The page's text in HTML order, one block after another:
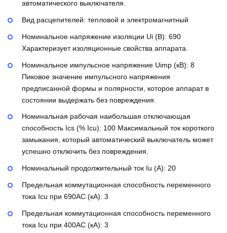
автоматического выключателя.
Вид расцепителей: тепловой и электромагнитный
Номинальное напряжение изоляции Ui (В): 690
Характеризует изоляционные свойства аппарата.
Номинальное импульсное напряжение Uimp (кВ): 8
Пиковое значение импульсного напряжения
предписанной формы и полярности, которое аппарат в
состоянии выдержать без повреждения.
Номинальная рабочая наибольшая отключающая
способность Ics (% Icu): 100 Максимальный ток короткого
замыкания, который автоматический выключатель может
успешно отключить без повреждения.
Номинальный продолжительный ток Iu (А): 20
Предельная коммутационная способность переменного
тока Icu при 690AC (кА): 3
Предельная коммутационная способность переменного
тока Icu при 400АС (кА): 3